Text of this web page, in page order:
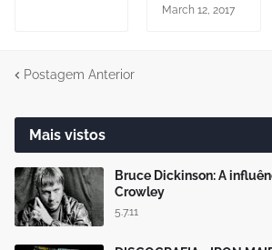
March 12, 2017
Postagem Anterior
Mais vistos
Bruce Dickinson: A
Crowley
5.7.11